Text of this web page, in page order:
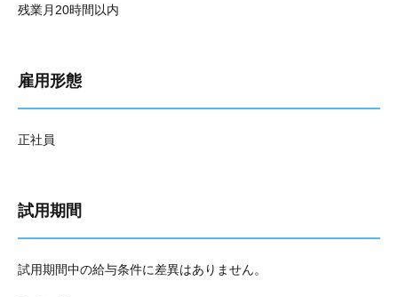
残業月20時間以内
雇用形態
正社員
試用期間
試用期間中の給与条件に差異はありません。